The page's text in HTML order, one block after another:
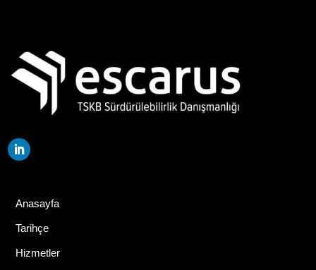
Anasayfa
Tarihçe
Hizmetler